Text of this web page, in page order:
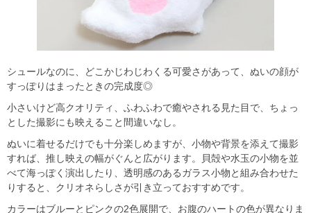
シュールなのに、どこかじわじわくる可愛さがあって、ぬいの顔が
すっぽりはまったときの完成度◎
小さいけど高クオリティ、ふわふわで癒やされる見た目で、ちょっ
とした撮影にも映えること間違いなし。
ぬいに着せるだけでも十分楽しめますが、小物や背景を添えて撮影
すれば、推し映えの幅がぐんと広がります。貝殻や水玉の小物を並
べて海っぽく演出したり、透明感のあるガラス小物と組み合わせた
りすると、クリオネらしさが引き立っておすすめです。
カラーはブルーとピンクの2色展開で、お腹のハートの色が異なりま